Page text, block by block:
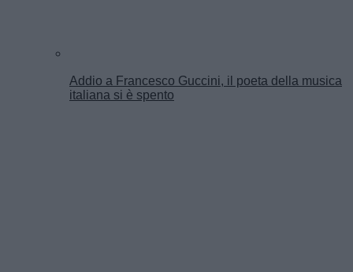
Addio a Francesco Guccini, il poeta della musica
italiana si è spento